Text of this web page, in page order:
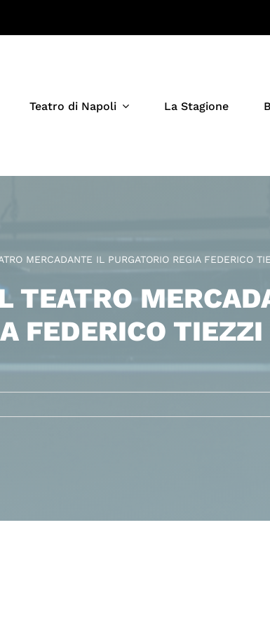
Teatro di Napoli La Stagione
MERCADANTE IL PURGATORIO REGIA FEDERICO
TEATRO
FEDERICO TIEZZI